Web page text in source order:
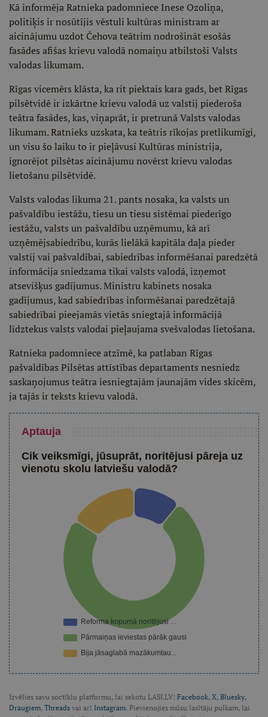
Kā informēja Ratnieka padomniece Inese Ozoliņa,
politiķis ir nosūtījis vēstuli kultūras ministram ar
aicinājumu uzdot Čehova teātrim nodrošināt esošās
fasādes afišas krievu valodā nomaiņu atbilstoši Valsts
valodas likumam.
Rīgas vicemērs klāsta, ka rit piektais kara gads, bet Rīgas
pilsētvidē ir izkārtne krievu valodā uz valstij piederoša
teātra fasādes, kas, viņaprāt, ir pretrunā Valsts valodas
likumam. Ratnieks uzskata, ka teātris rīkojas pretlikumīgi,
un visu šo laiku to ir pieļāvusi Kultūras ministrija,
ignorējot pilsētas aicinājumu novērst krievu valodas
lietošanu pilsētvidē.
Valsts valodas likuma 21. pants nosaka, ka valsts un
pašvaldību iestāžu, tiesu un tiesu sistēmai piederīgo
iestāžu, valsts un pašvaldību uzņēmumu, kā arī
uzņēmējsabiedrību, kurās lielākā kapitāla daļa pieder
valstij vai pašvaldībai, sabiedrības informēšanai paredzētā
informācija sniedzama tikai valsts valodā, izņemot
atsevišķus gadījumus. Ministru kabinets nosaka
gadījumus, kad sabiedrības informēšanai paredzētajā
sabiedrībai pieejamās vietās sniegtajā informācijā
līdztekus valsts valodai pieļaujama svešvalodas lietošana.
Ratnieka padomniece atzīmē, ka patlaban Rīgas
pašvaldības Pilsētas attīstības departaments nesniedz
saskaņojumus teātra iesniegtajām jaunajām vides skicēm,
ja tajās ir teksts krievu valodā.
Aptauja
Cik veiksmīgi, jūsuprāt, noritējusi pāreja uz
vienotu skolu latviešu valodā?
Izvēlies savu soctīklu platformu, lai sekotu LASI.LV: Facebook, X, Bluesky,
Draugiem, Threads vai arī Instagram. Pievienojies mūsu lasītāju pulkam, lai